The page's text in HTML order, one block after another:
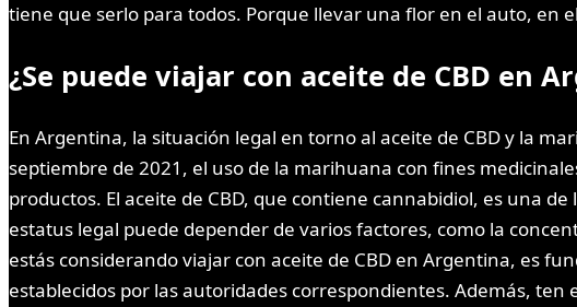
tiene que serlo para todos. Porque llevar una flor en el auto,
¿Se puede viajar con aceite de CBD en
En Argentina, la situación legal en torno al aceite de CBD y la
septiembre de 2021, el uso de la marihuana con fines
productos. El aceite de CBD, que contiene cannabidiol, es una
estatus legal puede depender de varios factores, como la
estás considerando viajar con aceite de CBD en Argentina, es
establecidos por las autoridades correspondientes. Además,